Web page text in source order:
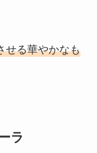
せる華やかなも
ラ